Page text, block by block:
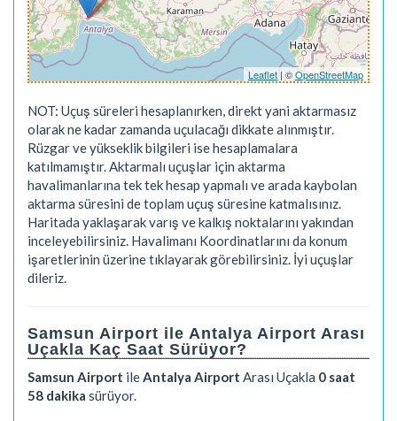
Leaflet| ©OpenStreetMap
NOT: Uçuş süreleri hesaplanırken, direkt yani aktarmasız
olarak ne kadar zamanda uçulacağı dikkate alınmıştır.
Rüzgar ve yükseklik bilgileri ise hesaplamalara
katılmamıştır. Aktarmalı uçuşlar için aktarma
havalimanlarına tek tek hesap yapmalı ve arada kaybolan
aktarma süresini de toplam uçuş süresine katmalısınız.
Haritada yaklaşarak varış ve kalkış noktalarını yakından
inceleyebilirsiniz. Havalimanı Koordinatlarını da konum
işaretlerinin üzerine tıklayarak görebilirsiniz. İyi uçuşlar
dileriz.
Samsun Airport ile Antalya Airport Arası
Uçakla Kaç Saat Sürüyor?
Samsun Airport ile Antalya Airport Arası Uçakla 0 saat
58 dakika sürüyor.